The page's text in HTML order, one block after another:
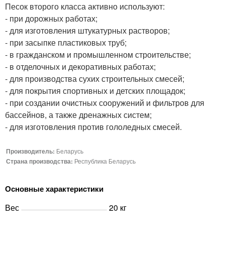
Песок второго класса активно используют:
- при дорожных работах;
- для изготовления штукатурных растворов;
- при засыпке пластиковых труб;
- в гражданском и промышленном строительстве;
- в отделочных и декоративных работах;
- для производства сухих строительных смесей;
- для покрытия спортивных и детских площадок;
- при создании очистных сооружений и фильтров для
бассейнов, а также дренажных систем;
- для изготовления против гололедных смесей.
Производитель: Беларусь
Страна производства: Республика Беларусь
Основные характеристики
Вес 20 кг